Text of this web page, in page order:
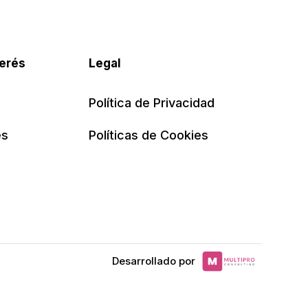
Legal
Política de Privacidad
Políticas de Cookies
Desarrollado por